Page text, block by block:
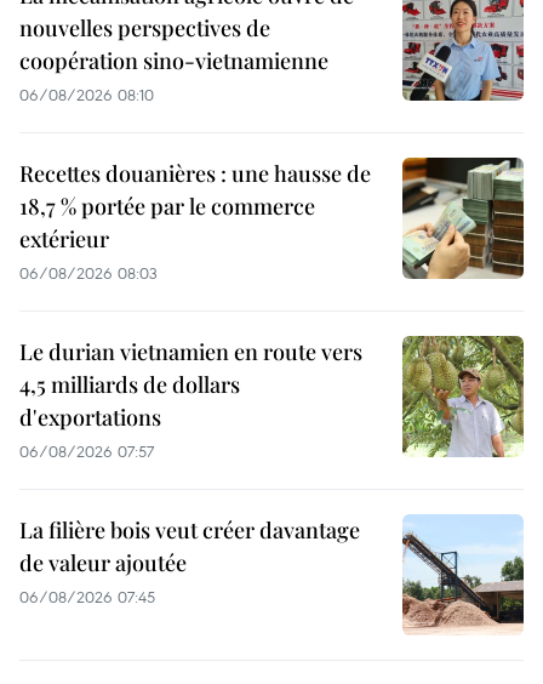
nouvelles perspectives de
coopération sino-vietnamienne
06/08/2026 08:10
Recettes douanières : une hausse de
18,7 % portée par le commerce
extérieur
06/08/2026 08:03
Le durian vietnamien en route vers
4,5 milliards de dollars
d'exportations
06/08/2026 07:57
La filière bois veut créer davantage
de valeur ajoutée
06/08/2026 07:45